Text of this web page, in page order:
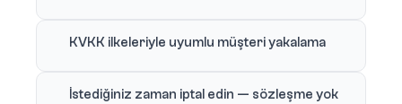
KVKK ilkeleriyle uyumlu müşteri yakalama
İstediğiniz zaman iptal edin — sözleşme yok